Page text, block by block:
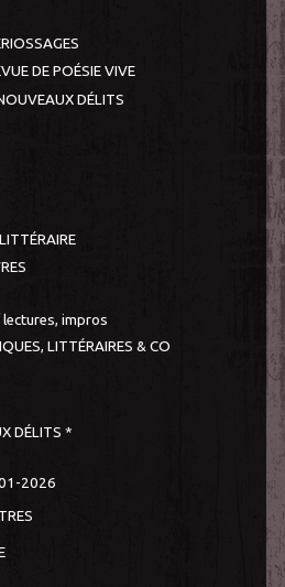
DE POÉSIE VIVE
DÉLITS
lectures, impros
LITTÉRAIRES & CO
DÉLITS *
2026